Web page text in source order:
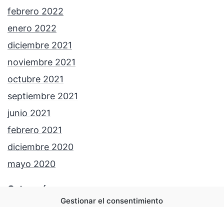
Gestionar el consentimiento
febrero 2022
enero 2022
diciembre 2021
noviembre 2021
octubre 2021
septiembre 2021
junio 2021
febrero 2021
diciembre 2020
mayo 2020
Categorías